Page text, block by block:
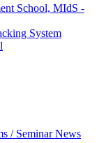
School, MIdS -
System
/ Seminar News